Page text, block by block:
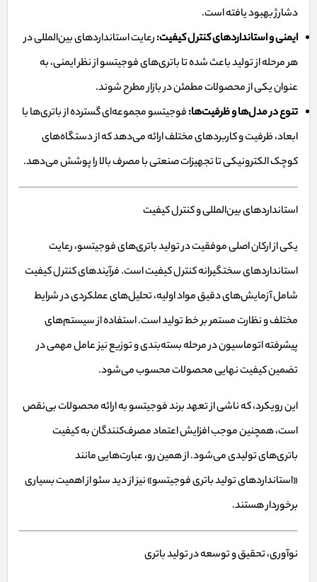
دشارژ بهبود یافته است.
ایمنی و استانداردهای کنترل کیفیت:رعایت استانداردهای بین‌المللی در
هر مرحله از تولید باعث شده تا باتری‌های فوجیتسو از نظر ایمنی، به
عنوان یکی از محصولات مطمئن در بازار مطرح شوند.
تنوع در مدل‌ها و ظرفیت‌ها:فوجیتسو مجموعه‌ای گسترده از باتری‌ها با
ابعاد، ظرفیت و کاربردهای مختلف ارائه می‌دهد که از دستگاه‌های
کوچک الکترونیکی تا تجهیزات صنعتی با مصرف بالا را پوشش می‌دهد.
استانداردهای بین‌المللی و کنترل کیفیت
یکی از ارکان اصلی موفقیت در تولید باتری‌های فوجیتسو، رعایت
استانداردهای سختگیرانه کنترل کیفیت است. فرآیندهای کنترل کیفیت
شامل آزمایش‌های دقیق مواد اولیه، تحلیل‌های عملکردی در شرایط
مختلف و نظارت مستمر بر خط تولید است. استفاده از سیستم‌های
پیشرفته اتوماسیون در مرحله بسته‌بندی و توزیع نیز عامل مهمی در
تضمین کیفیت نهایی محصولات محسوب می‌شود.
این رویکرد، که ناشی از تعهد برند فوجیتسو به ارائه محصولات بی‌نقص
است، همچنین موجب افزایش اعتماد مصرف‌کنندگان به کیفیت
باتری‌های تولیدی می‌شود. از همین رو، عبارت‌هایی مانند
«استانداردهای تولید باتری فوجیتسو» نیز از دید سئو از اهمیت بسیاری
برخوردار هستند.
نوآوری، تحقیق و توسعه در تولید باتری